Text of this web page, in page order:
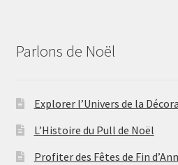
Parlons de Noël
Explorer l’Univers de la
L’Histoire du Pull de Noël
Profiter des Fêtes de Fin